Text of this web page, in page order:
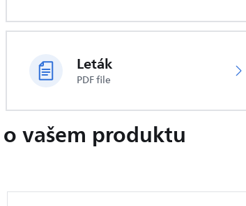
Leták
PDF file
vašem produktu